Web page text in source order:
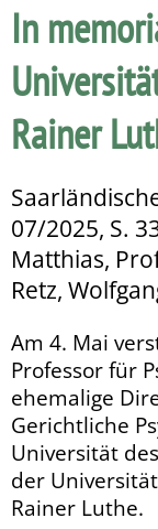
In
Rainer
07/2025, S.
Matthias,
Retz,
Am 4. Mai
Professor für
ehemalige
Gerichtliche
Universität
der
Rainer Luthe.